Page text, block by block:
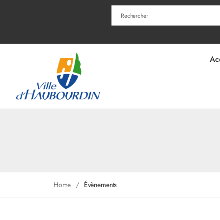
Home / Évènements